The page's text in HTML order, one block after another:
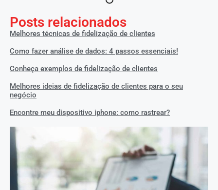
Posts relacionados
Melhores técnicas de fidelização de clientes
Como fazer análise de dados: 4 passos essenciais!
Conheça exemplos de fidelização de clientes
Melhores ideias de fidelização de clientes para o seu
negócio
Encontre meu dispositivo iphone: como rastrear?